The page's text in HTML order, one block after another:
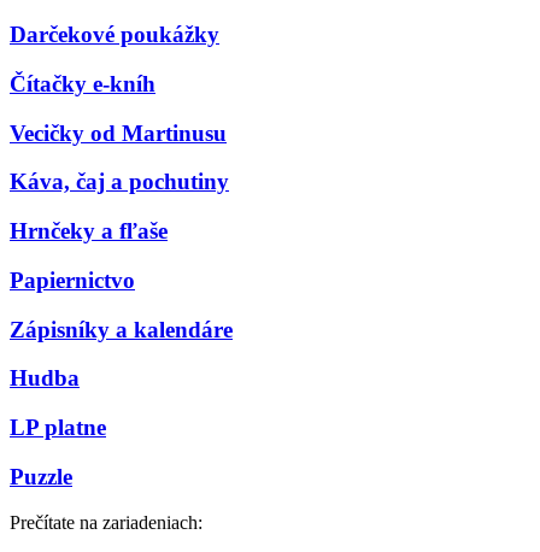
Darčekové poukážky
Čítačky e-kníh
Vecičky od Martinusu
Káva, čaj a pochutiny
Hrnčeky a fľaše
Papiernictvo
Zápisníky a kalendáre
Hudba
LP platne
Puzzle
Prečítate na zariadeniach: